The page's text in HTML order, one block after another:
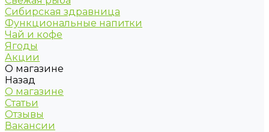
Сибирская здравница
Функциональные напитки
Чай и кофе
Ягоды
Акции
О магазине
Назад
О магазине
Статьи
Отзывы
Вакансии